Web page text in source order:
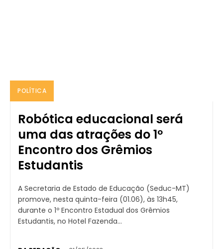
POLÍTICA
Robótica educacional será
uma das atrações do 1º
Encontro dos Grêmios
Estudantis
A Secretaria de Estado de Educação (Seduc-MT)
promove, nesta quinta-feira (01.06), às 13h45,
durante o 1º Encontro Estadual dos Grêmios
Estudantis, no Hotel Fazenda...